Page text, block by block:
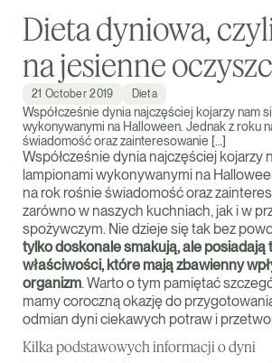
Dieta dyniowa,
na jesienne
21 October 2019 Dieta
Współcześnie dynia najczęściej kojarzy nam
wykonywanymi na Halloween. Jednak z roku
świadomość oraz zainteresowanie […]
Współcześnie dynia najczęściej kojarzy
lampionami wykonywanymi na
na rok rośnie świadomość oraz
zarówno w naszych kuchniach, jak i w
spożywczym. Nie dzieje się tak bez
tylko doskonale smakują, ale posiadają
właściwości, które mają zbawienny
organizm. Warto o tym pamiętać
mamy coroczną okazję do
odmian dyni ciekawych potraw i
Kilka podstawowych informacji o dyni